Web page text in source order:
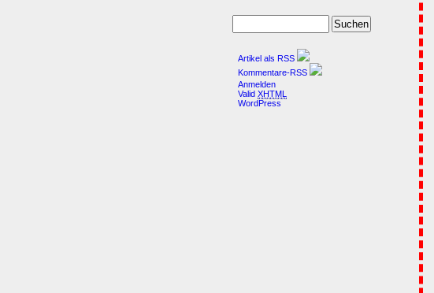
Artikel als RSS
Kommentare-RSS
Anmelden
Valid XHTML
WordPress